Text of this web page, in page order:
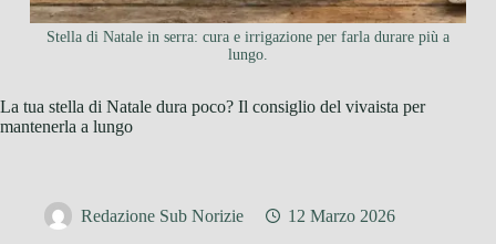
Stella di Natale in serra: cura e irrigazione per farla durare più a
lungo.
La tua stella di Natale dura poco? Il consiglio del vivaista per
mantenerla a lungo
Redazione Sub Norizie 12 Marzo 2026